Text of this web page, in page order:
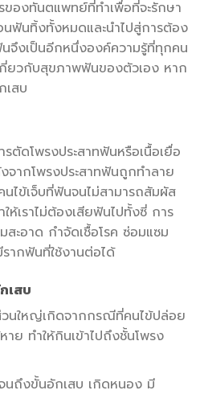
ของทันตแพทย์ที่ทำเพื่อที่จะรักษา
นฟันทิ้งทั้งหมดและนำไปสู่การต้อง
จึงเป็นอีกหนึ่งองค์ความรู้ที่ทุกคน
กี่ยวกับสุขภาพฟันของตัวเอง หาก
เสบ
ตัดโพรงประสาทฟันหรือเนื้อเยื่อ
ากโพรงประสาทฟันถูกทำลาย
นไข้เจ็บที่ฟันจนไม่สามารถสัมผัส
ห้เราไม่ต้องเสียฟันไปทั้งซี่ การ
ะอาด กำจัดเชื้อโรค ซ่อมแซม
ากฟันที่ใช้งานต่อได้
เสบ
วนใหญ่เกิดจากกรณีที่คนไข้ปล่อย
าย ทำให้กินเข้าไปถึงชั้นโพรง
นถึงขั้นอักเสบ เกิดหนอง มี